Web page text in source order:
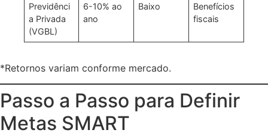
Previdênci
a Privada
(VGBL)
6-10% ao
ano
Baixo
Benefícios
fiscais
*Retornos variam conforme mercado.
Passo a Passo para Definir
Metas SMART